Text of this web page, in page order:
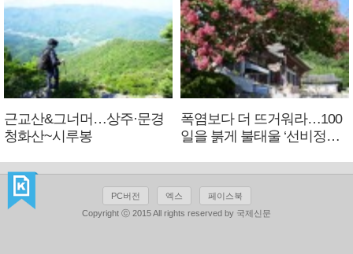
근교산&그너머…상주·문경
청화산~시루봉
폭염보다 더 뜨거워라…100
일을 붉게 불태울 ‘선비정신’
PC버전 엑스
페이스북
Copyright ⓒ 2015 All rights reserved by 국제신문